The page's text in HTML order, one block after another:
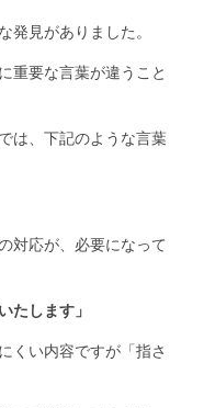
発見がありました。
重要な言葉が違うこと
は、下記のような言葉
対応が、必要になって
たします」
くい内容ですが「指さ